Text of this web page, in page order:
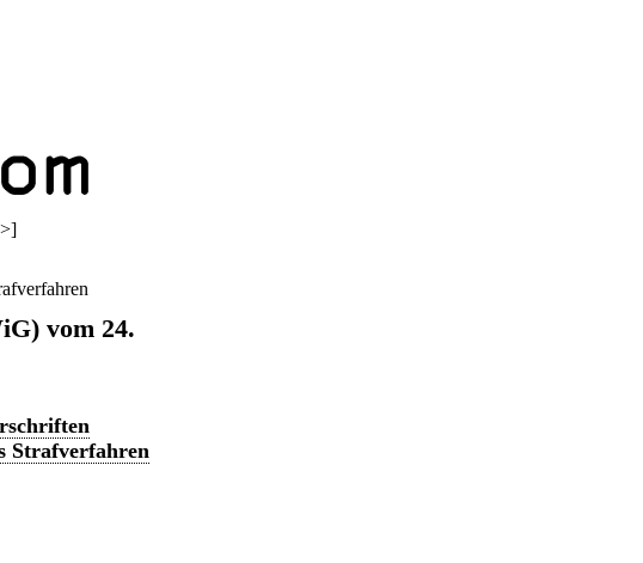
>]
vom 24.
Strafverfahren